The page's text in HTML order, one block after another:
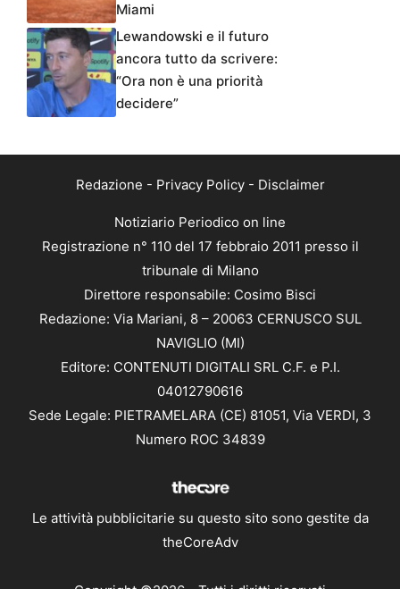
Miami
Lewandowski e il futuro
ancora tutto da scrivere:
“Ora non è una priorità
decidere”
Redazione - Privacy Policy- Disclaimer
Notiziario Periodico on line
Registrazione n° 110 del 17 febbraio 2011 presso il
tribunale di Milano
Direttore responsabile: Cosimo Bisci
Redazione: Via Mariani, 8 – 20063 CERNUSCO SUL
NAVIGLIO (MI)
Editore: CONTENUTI DIGITALI SRL C.F. e P.I.
04012790616
Sede Legale: PIETRAMELARA (CE) 81051, Via VERDI, 3
Numero ROC 34839
Le attività pubblicitarie su questo sito sono gestite da
theCoreAdv